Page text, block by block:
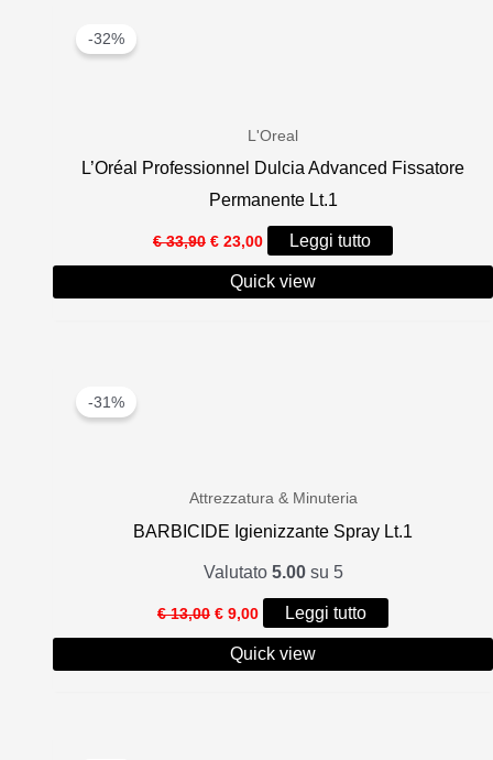
-32%
L'Oreal
L’Oréal Professionnel Dulcia Advanced Fissatore
Permanente Lt.1
€33,90 Il
prezzo
originale
era:
€ 23,00 Il
prezzo
attuale
è:
Leggi tutto
Quick view
-31%
Attrezzatura & Minuteria
BARBICIDE Igienizzante Spray Lt.1
Valutato 5.00su 5
€13,00 Il
prezzo
originale
era:
€ 9,00 Il
prezzo
attuale
è:
Leggi tutto
Quick view